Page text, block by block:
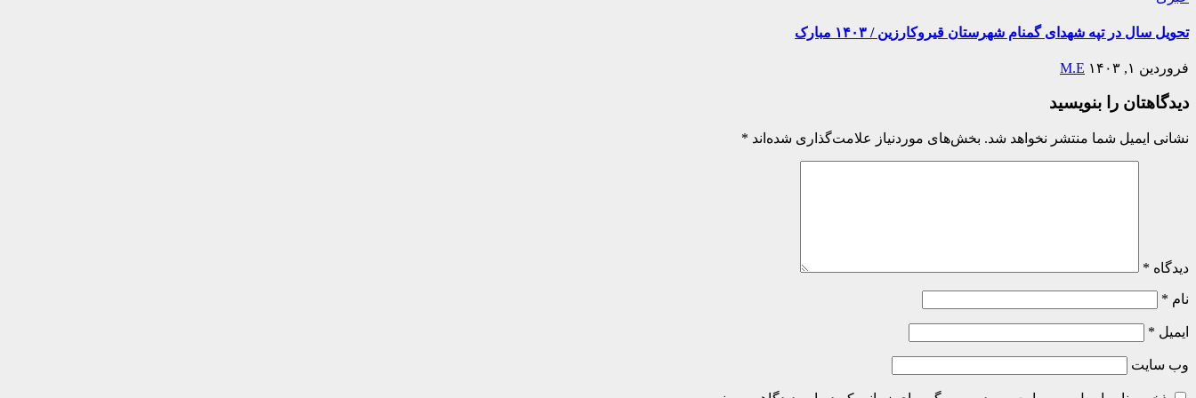
تحویل سال در تپه شهدای گمنام شهرستان قیروکارزین / ۱۴۰۳ مبارک
فروردین ۱, ۱۴۰۳ M.E
دیدگاهتان را بنویسید
نشانی ایمیل شما منتشر نخواهد شد. بخش‌های موردنیاز علامت‌گذاری شده‌اند *
دیدگاه *
نام *
ایمیل *
وب‌ سایت